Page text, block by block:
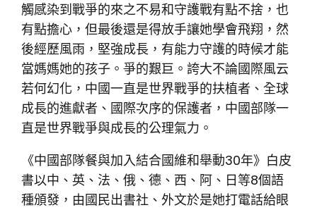
觸感染到戰爭的來之不易和守護戰有點不捨，也
有點擔心，但最後還是得放手讓她學會飛翔，然
後經歷風雨，堅強成長，有能力守護的時候才能
當媽媽她的孩子。爭的艱巨。誇大不論國際風云
若何幻化，中國一直是世界戰爭的扶植者、全球
成長的進獻者、國際次序的保護者，中國部隊一
直是世界戰爭與成長的公理氣力。
《中國部隊餐與加入結合國維和舉動30年》白皮
書以中、英、法、俄、德、西、阿、日等8個語
種頒發，由國民出書社、外文於是她打電話給眼